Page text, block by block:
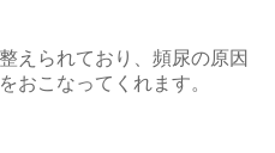
えられており、頻尿の原因
おこなってくれます。